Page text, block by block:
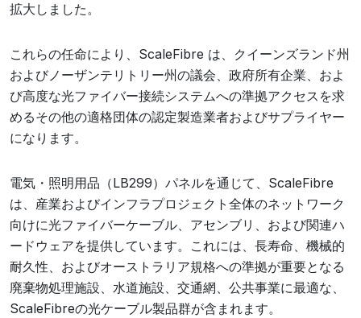
拡大しました。
これらの任命により、ScaleFibre は、クイーンズランド州
およびノーザンテリトリー州の議会、政府所有企業、およ
び高度な光ファイバー接続システムへの準拠アクセスを求
めるその他の適格団体の認定製造業者およびサプライヤー
になります。
電気・照明用品（LB299）パネルを通じて、ScaleFibre
は、産業およびインフラプロジェクト全体のネットワーク
向けに光ファイバーケーブル、アセンブリ、および関連ハ
ードウェアを提供しています。これには、長寿命、機械的
耐久性、およびオーストラリア規格への準拠が重要となる
廃棄物処理施設、水道施設、交通網、公共事業に最適な、
ScaleFibreの光ケーブル製品群が含まれます。